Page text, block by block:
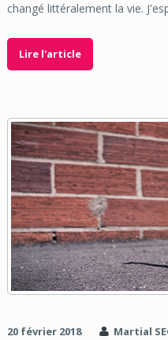
changé littéralement la vie.
Lire l'article
20 février 2018 Martial